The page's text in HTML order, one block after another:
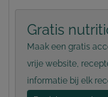
Gratis
Maak een gratis
vrije website,
informatie bij elk